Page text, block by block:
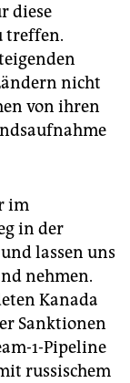
diese
treffen.
nicht
von ihren
im
in der
lassen uns
nehmen.
Kanada
Sanktionen
1-Pipeline
russischem